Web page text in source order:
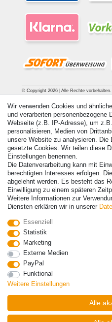
© Copyright 2026 | Alle Rechte
Lieferungen nach Deutschland!
Vertrag widerrufen
Wir verwenden Cookies und
und verarbeiten personenbezogene
Webseite (z.B. IP-Adresse), um
personalisieren, Medien von
unsere Website zu analysieren. Die
gesetzte Cookies. Wir teilen diese
Einstellungen benennen.
Die Datenverarbeitung kann mit
berechtigten Interesses erfolgen.
abgelehnt werden. Es besteht das
Einwilligung zu einem späteren
Weitere Informationen zur
Diensten erklären wir in unserer
Essenziell
Statistik
Marketing
Externe Medien
PayPal
Funktional
Weitere Einstellungen
Alle